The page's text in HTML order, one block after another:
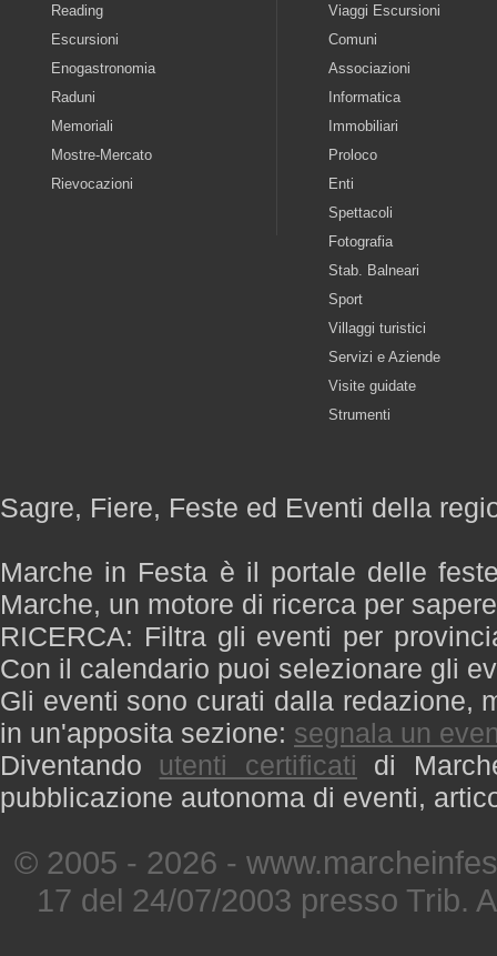
Reading
Escursioni
Enogastronomia
Raduni
Memoriali
Mostre-Mercato
Rievocazioni
Viaggi Escursioni
Comuni
Associazioni
Informatica
Immobiliari
Proloco
Enti
Spettacoli
Fotografia
Stab. Balneari
Sport
Villaggi turistici
Servizi e Aziende
Visite guidate
Strumenti
Sagre, Fiere, Feste ed Eventi della
Marche in Festa è il portale delle
Marche, un motore di ricerca per
RICERCA: Filtra gli eventi per
Con il calendario puoi selezionare gli
Gli eventi sono curati dalla redazione,
in un'apposita sezione: segnala un
Diventando utenti certificati di
pubblicazione autonoma di eventi,
© 2005 - 2026 -
17 del 24/07/2003 presso Trib.